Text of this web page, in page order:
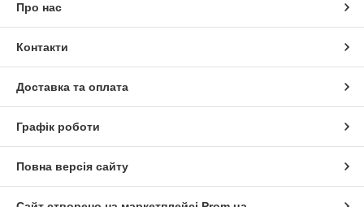
Про нас
Контакти
Доставка та оплата
Графік роботи
Повна версія сайту